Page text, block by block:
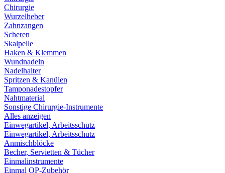
Chirurgie
Wurzelheber
Zahnzangen
Scheren
Skalpelle
Haken & Klemmen
Wundnadeln
Nadelhalter
Spritzen & Kanülen
Tamponadestopfer
Nahtmaterial
Sonstige Chirurgie-Instrumente
Alles anzeigen
Einwegartikel, Arbeitsschutz
Einwegartikel, Arbeitsschutz
Anmischblöcke
Becher, Servietten & Tücher
Einmalinstrumente
Einmal OP-Zubehör